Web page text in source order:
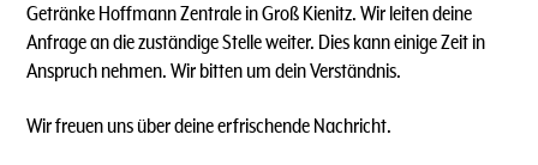
Getränke Hoffmann Zentrale in Groß Kienitz. Wir leiten deine
Anfrage an die zuständige Stelle weiter. Dies kann einige Zeit in
Anspruch nehmen. Wir bitten um dein Verständnis.
Wir freuen uns über deine erfrischende Nachricht.